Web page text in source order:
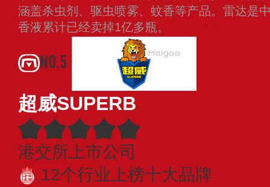
涵盖杀虫剂、驱虫喷雾、蚊香等产品。雷达是
香液累计已经卖掉1亿多瓶。
NO.5
超威SUPERB
港交所上市公司
12个行业上榜十大品牌